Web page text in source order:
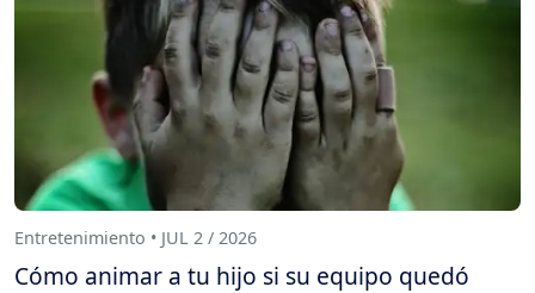
Entretenimiento • JUL 2 / 2026
Cómo animar a tu hijo si su equipo quedó